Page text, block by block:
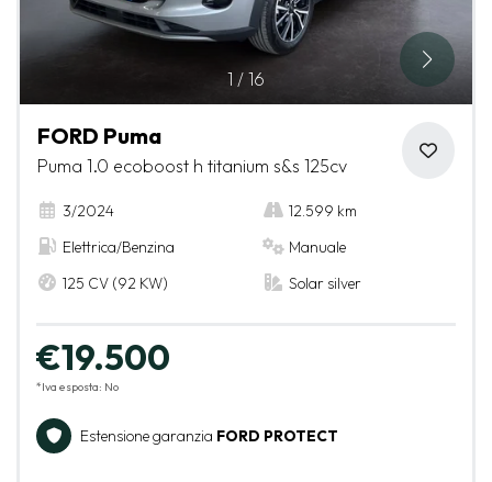
1 / 16
FORD Puma
Puma 1.0 ecoboost h titanium s&s 125cv
3/2024
12.599 km
Elettrica/Benzina
Manuale
125 CV (92 KW)
Solar silver
€19.500
*Iva esposta: No
Estensione garanzia FORD PROTECT